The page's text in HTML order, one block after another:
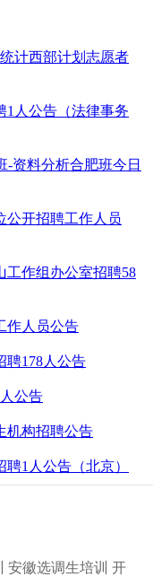
计西部计划志愿者
1人公告（法律事务
-资料分析合肥班今日
公开招聘工作人员
工作组办公室招聘58
作人员公告
聘178人公告
公告
机构招聘公告
1人公告（北京）
安徽选调生培训 开